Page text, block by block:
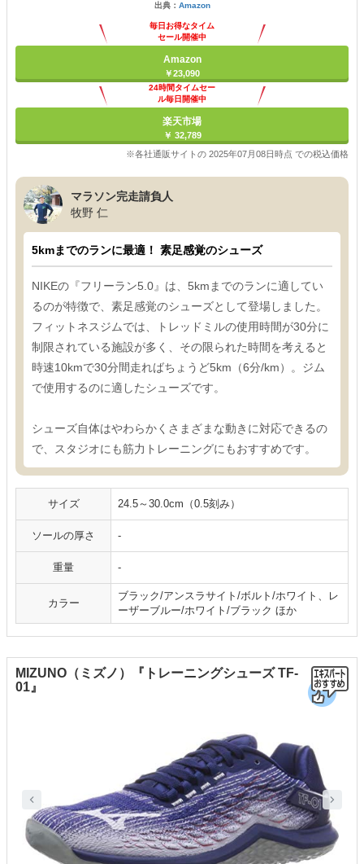
出典： Amazon
毎日お得なタイム
セール開催中
Amazon
￥23,090
24時間タイムセー
ル毎日開催中
楽天市場
￥ 32,789
※各社通販サイトの 2025年07月08日時点 での税込価格
マラソン完走請負人
牧野 仁
5kmまでのランに最適！ 素足感覚のシューズ
NIKEの『フリーラン5.0』は、5kmまでのランに適してい
るのが特徴で、素足感覚のシューズとして登場しました。
フィットネスジムでは、トレッドミルの使用時間が30分に
制限されている施設が多く、その限られた時間を考えると
時速10kmで30分間走ればちょうど5km（6分/km）。ジム
で使用するのに適したシューズです。
シューズ自体はやわらかくさまざまな動きに対応できるの
で、スタジオにも筋力トレーニングにもおすすめです。
サイズ 24.5～30.0cm（0.5刻み）
ソールの厚さ -
重量 -
カラー
ブラック/アンスラサイト/ボルト/ホワイト、レ
ーザーブルー/ホワイト/ブラック ほか
MIZUNO（ミズノ）『トレーニングシューズ TF-
01』